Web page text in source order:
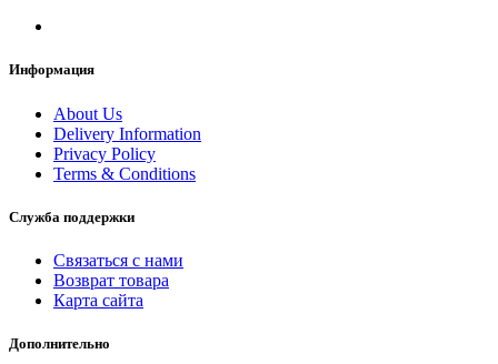
Информация
About Us
Delivery Information
Privacy Policy
Terms & Conditions
Служба поддержки
Связаться с нами
Возврат товара
Карта сайта
Дополнительно